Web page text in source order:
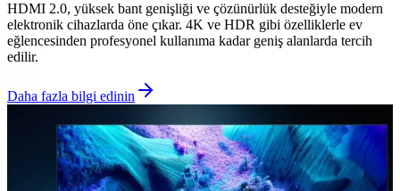
HDMI 2.0, yüksek bant genişliği ve çözünürlük desteğiyle modern
elektronik cihazlarda öne çıkar. 4K ve HDR gibi özelliklerle ev
eğlencesinden profesyonel kullanıma kadar geniş alanlarda tercih
edilir.
Daha fazla bilgi edinin